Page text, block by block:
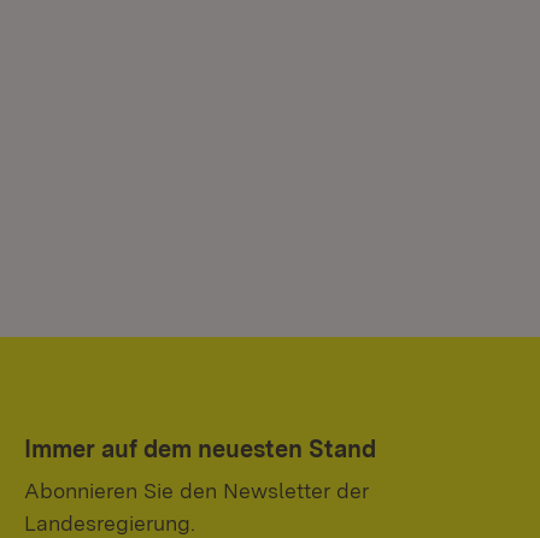
Immer auf dem neuesten Stand
Abonnieren Sie den Newsletter der
Landesregierung.